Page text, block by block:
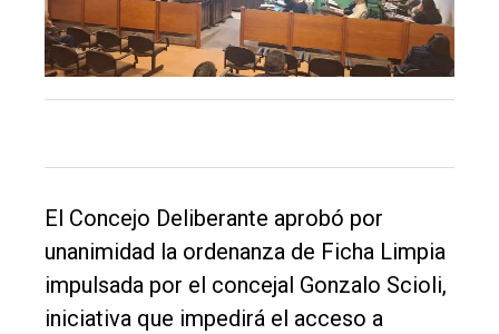
Tendencia
Int.
General
Entrevistas
Rural
Deportes
El Concejo Deliberante aprobó por
unanimidad la ordenanza de Ficha Limpia
impulsada por el concejal Gonzalo Scioli,
iniciativa que impedirá el acceso a